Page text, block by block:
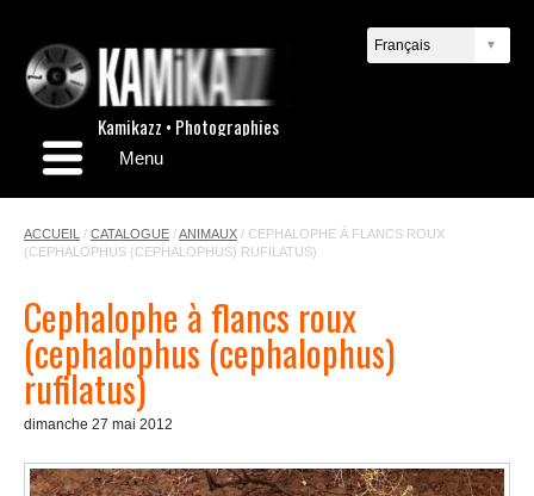
Kamikazz • Photographies
Menu
ACCUEIL / CATALOGUE /ANIMAUX / CEPHALOPHE À FLANCS ROUX
(CEPHALOPHUS (CEPHALOPHUS) RUFILATUS)
Cephalophe à flancs roux
(cephalophus (cephalophus)
rufilatus)
dimanche 27 mai 2012